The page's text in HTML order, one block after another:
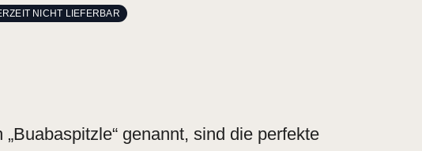
NICHT LIEFERBAR
genannt, sind die perfekte